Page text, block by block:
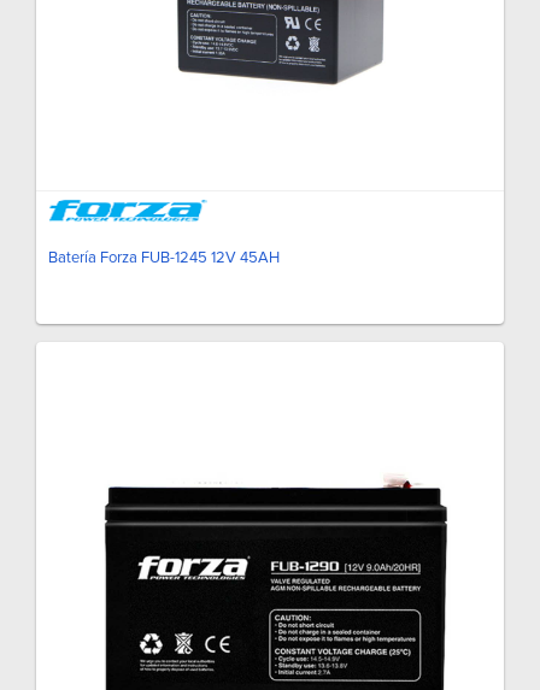
Batería Forza FUB-1245 12V 45AH